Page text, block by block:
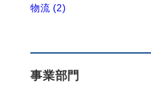
物流 (2)
事業部門